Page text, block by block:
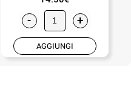
- +
AGGIUNGI